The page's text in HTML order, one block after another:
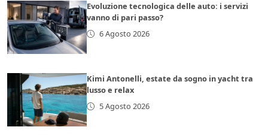
Evoluzione tecnologica delle auto: i servizi
vanno di pari passo?
6 Agosto 2026
Kimi Antonelli, estate da sogno in yacht tra
lusso e relax
5 Agosto 2026